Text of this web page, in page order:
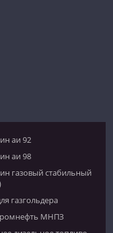
аи 92
аи 98
газовый стабильный
газгольдера
МНПЗ